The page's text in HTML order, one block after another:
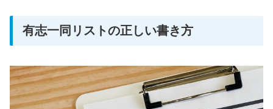
有志一同リストの正しい書き方